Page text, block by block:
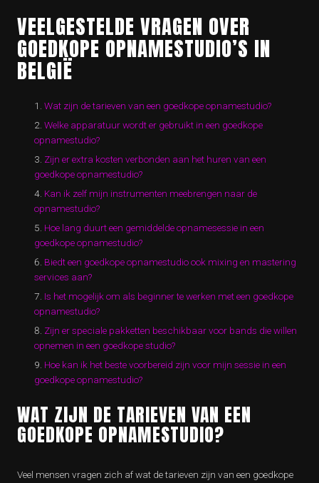
VEELGESTELDE VRAGEN OVER
GOEDKOPE OPNAMESTUDIO’S IN
BELGIË
Wat zijn de tarieven van een goedkope opnamestudio?
Welke apparatuur wordt er gebruikt in een goedkope
opnamestudio?
Zijn er extra kosten verbonden aan het huren van een
goedkope opnamestudio?
Kan ik zelf mijn instrumenten meebrengen naar de
opnamestudio?
Hoe lang duurt een gemiddelde opnamesessie in een
goedkope opnamestudio?
Biedt een goedkope opnamestudio ook mixing en mastering
services aan?
Is het mogelijk om als beginner te werken met een goedkope
opnamestudio?
Zijn er speciale pakketten beschikbaar voor bands die willen
opnemen in een goedkope studio?
Hoe kan ik het beste voorbereid zijn voor mijn sessie in een
goedkope opnamestudio?
WAT ZIJN DE TARIEVEN VAN EEN
GOEDKOPE OPNAMESTUDIO?
Veel mensen vragen zich af wat de tarieven zijn van een goedkope